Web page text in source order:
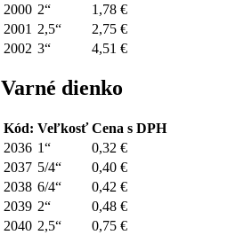
2000 2“
1,78 €
2001 2,5“
2,75 €
2002 3“ 4,51 €
Varné dienko
Kód: Veľkosť Cena s DPH
2036 1“
0,32 €
2037 5/4“
0,40 €
2038 6/4“
0,42 €
2039 2“
0,48 €
2040 2,5“
0,75 €